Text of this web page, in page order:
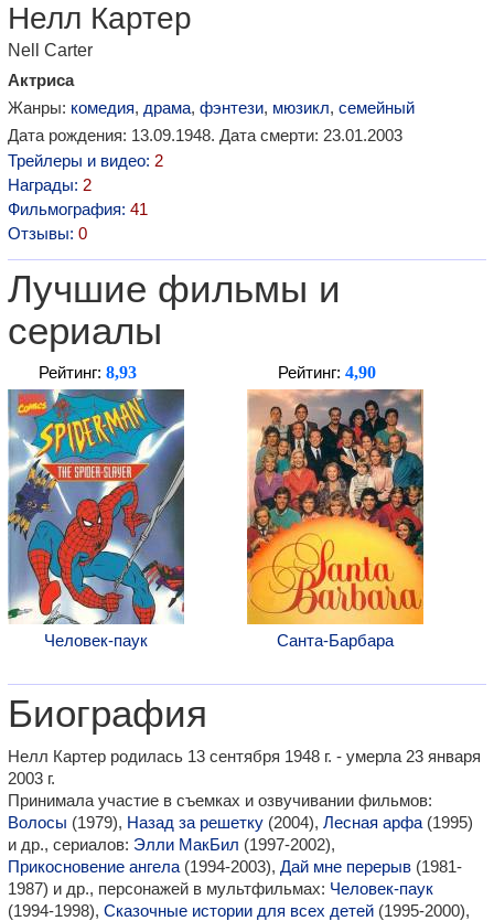
Нелл Картер
Nell Carter
Актриса
Жанры: комедия, драма, фэнтези, мюзикл, семейный
Дата рождения: 13.09.1948. Дата смерти: 23.01.2003
Трейлеры и видео: 2
Награды: 2
Фильмография: 41
Отзывы: 0
Лучшие фильмы и
сериалы
Рейтинг: 8,93
Человек-паук
Рейтинг: 4,90
Санта-Барбара
Биография
Нелл Картер родилась 13 сентября 1948 г. - умерла 23 января
2003 г.
Принимала участие в съемках и озвучивании фильмов:
Волосы (1979), Назад за решетку (2004), Лесная арфа (1995)
и др., сериалов: Элли МакБил (1997-2002),
Прикосновение ангела (1994-2003), Дай мне перерыв (1981-
1987) и др., персонажей в мультфильмах: Человек-паук
(1994-1998), Сказочные истории для всех детей (1995-2000),